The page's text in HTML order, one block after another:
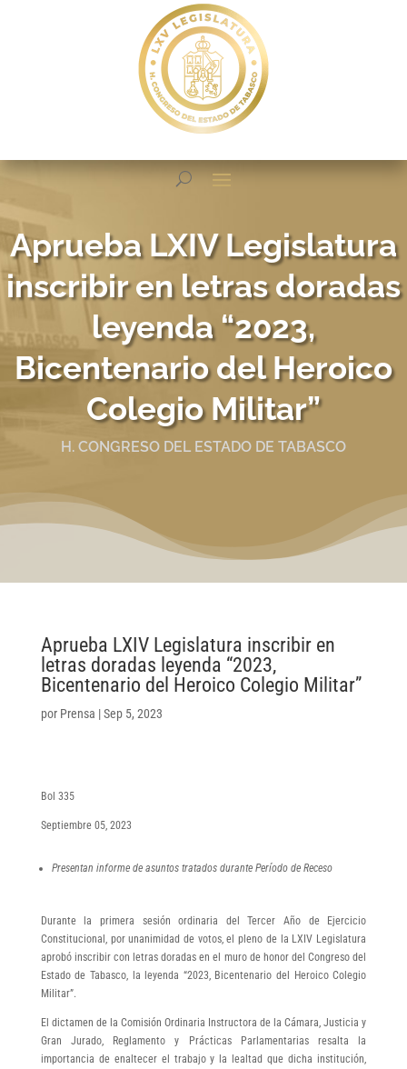
Aprueba LXIV Legislatura
inscribir en letras doradas
leyenda “2023,
Bicentenario del Heroico
Colegio Militar”
H. CONGRESO DEL ESTADO DE TABASCO
Aprueba LXIV Legislatura inscribir en
letras doradas leyenda “2023,
Bicentenario del Heroico Colegio Militar”
por Prensa |Sep 5, 2023
Bol 335
Septiembre 05, 2023
Presentan informe de asuntos tratados durante Período de Receso
Durante la primera sesión ordinaria del Tercer Año de Ejercicio
Constitucional, por unanimidad de votos, el pleno de la LXIV Legislatura
aprobó inscribir con letras doradas en el muro de honor del Congreso del
Estado de Tabasco, la leyenda “2023, Bicentenario del Heroico Colegio
Militar”.
El dictamen de la Comisión Ordinaria Instructora de la Cámara, Justicia y
Gran Jurado, Reglamento y Prácticas Parlamentarias resalta la
importancia de enaltecer el trabajo y la lealtad que dicha institución,